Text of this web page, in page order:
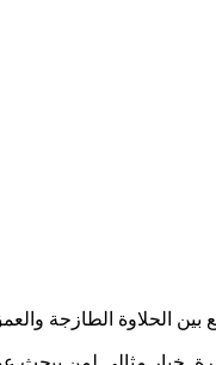
الطازجة والعمق